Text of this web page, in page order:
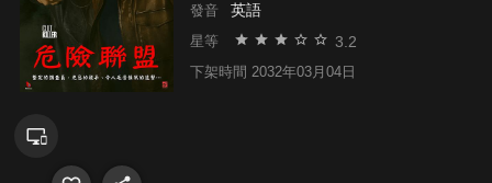
發音 英語
星等 3.2
下架時間 2032年03月04日